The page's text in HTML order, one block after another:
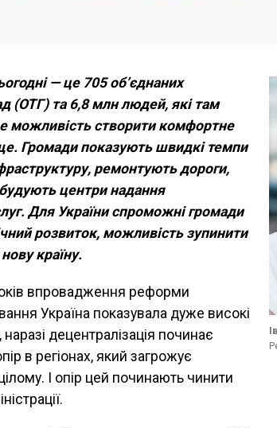
— це 705 об’єднаних
(ОТГ) та 6,8 млн людей, які там
можливість створити комфортне
Громадипоказують швидкі темпи
структуру, ремонтують дороги,
будують центри надання
Для України спроможні громади
розвиток, можливість зупинити
країну.
впровадження реформи
Україна показувала дуже високі
децентралізація починає
в регіонах, який загрожує
І опір цей починають чинити